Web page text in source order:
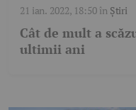
21 ian. 2022, 18:50în Știri
Cât de mult a
ultimii ani